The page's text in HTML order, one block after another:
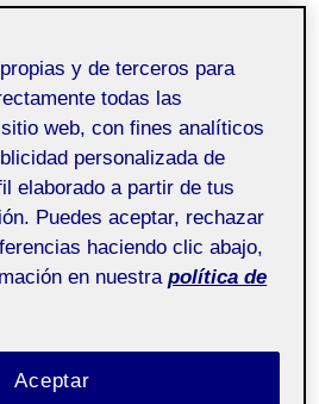
27/12/2022 Uncategorized
propias y de terceros para
todas las
web, con fines analíticos
personalizada de
elaborado a partir de tus
Puedes aceptar, rechazar
haciendo clic abajo,
en nuestra política de
Aceptar